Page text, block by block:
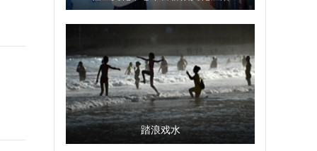
踏浪戏水